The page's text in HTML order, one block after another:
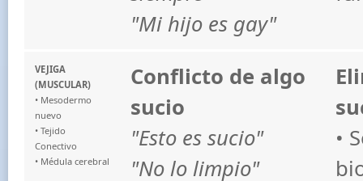
"Mi hijo es gay"
VEJIGA
(MUSCULAR)
• Mesodermo
nuevo
• Tejido
Conectivo
• Médula cerebral
Conflicto de algo
sucio
"Esto es sucio"
"No lo limpio"
•